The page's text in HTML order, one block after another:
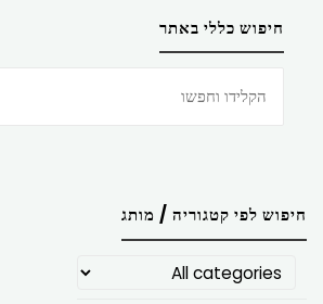
חיפוש כללי באתר
חיפוש לפי קטגוריה / מותג